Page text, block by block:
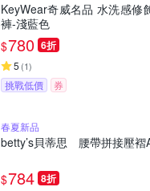
KeyWear奇威名品 水洗感修
褲-淺藍色
$780 6折
5 (1)
挑戰低價 券
春夏新品
betty’s貝蒂思 腰帶拼接壓褶
$784 8折